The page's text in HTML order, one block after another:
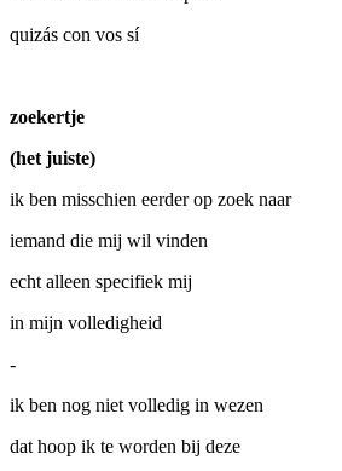
quizás con vos sí
zoekertje
(het juiste)
ik ben misschien eerder op zoek naar
iemand die mij wil vinden
echt alleen specifiek mij
in mijn volledigheid
-
ik ben nog niet volledig in wezen
dat hoop ik te worden bij deze